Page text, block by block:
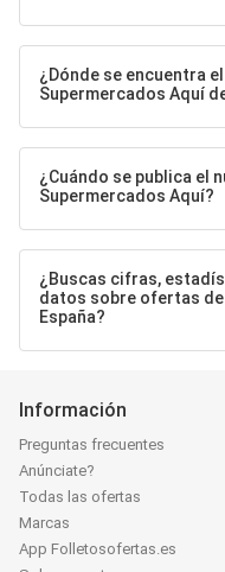
¿Dónde se encuentra
Supermercados Aquí
¿Cuándo se publica el
Supermercados Aquí?
¿Buscas cifras,
datos sobre ofertas de
España?
Información
Preguntas frecuentes
Anúnciate?
Todas las ofertas
Marcas
App Folletosofertas.es